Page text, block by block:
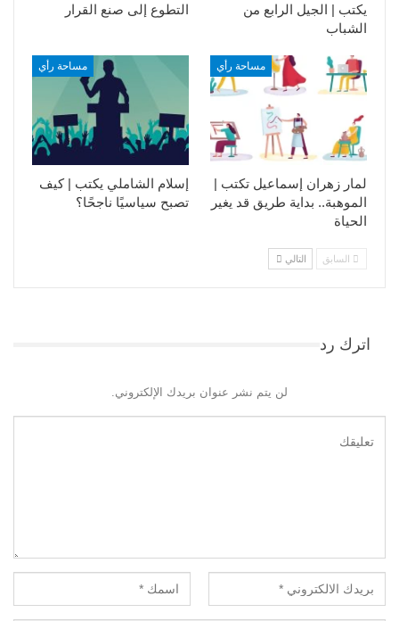
التطوع إلى صنع القرار
يكتب | الجيل الرابع من
الشباب
مساحة رأي
إسلام الشاملي يكتب | كيف
تصبح سياسيًا ناجحًا؟
مساحة رأي
لمار زهران إسماعيل تكتب |
الموهبة.. بداية طريق قد يغير
الحياة
السابق التالي
اترك رد
لن يتم نشر عنوان بريدك الإلكتروني.